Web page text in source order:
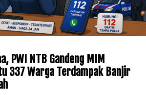
PWI NTB Gandeng MIM
337 Warga Terdampak Banjir